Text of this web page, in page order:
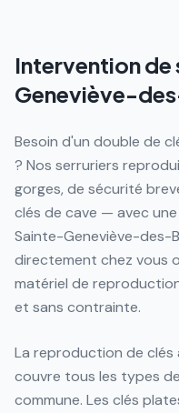
Intervention de
Geneviève-
Besoin d'un double de
? Nos serruriers
gorges, de sécurité
clés de cave — avec
Sainte-Geneviève-des-
directement chez vous
matériel de
et sans contrainte.
La reproduction de clés
couvre tous les types
commune. Les clés